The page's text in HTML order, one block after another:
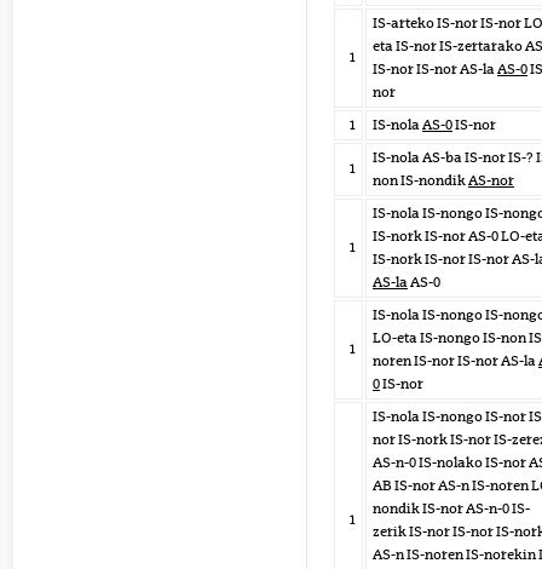
1
IS-arteko IS-nor IS-nor
eta IS-nor IS-zertarako
IS-nor IS-nor AS-laAS-0
nor
1
IS-nolaAS-0IS-nor
1
IS-nola AS-ba IS-nor IS-?
non IS-nondikAS-nor
1
IS-nola IS-nongo IS-
IS-nork IS-nor AS-0 LO-
IS-nork IS-nor IS-nor AS-
AS-laAS-0
1
IS-nola IS-nongo IS-
LO-eta IS-nongo IS-non
noren IS-nor IS-nor AS-la
0IS-nor
1
IS-nola IS-nongo IS-nor
nor IS-nork IS-nor IS-
AS-n-0 IS-nolako IS-nor
AB IS-nor AS-n IS-noren
nondik IS-nor AS-n-0 IS-
zerik IS-nor IS-nor IS-
AS-n IS-noren IS-norekin